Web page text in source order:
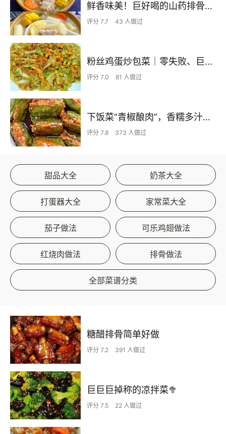
鲜香味美！巨好喝的山药排骨汤！！
评分 7.7 43 人做过
粉丝鸡蛋炒包菜｜零失败、巨下饭
评分 7.0 81 人做过
下饭菜“青椒酿肉”，香糯多汁鲜嫩下饭
评分 7.8 373 人做过
甜品大全 奶茶大全
打蛋器大全 家常菜大全
茄子做法 可乐鸡翅做法
红烧肉做法 排骨做法
全部菜谱分类
糖醋排骨简单好做
评分 7.2 391 人做过
巨巨巨掉称的凉拌菜🥦
评分 7.5 22 人做过